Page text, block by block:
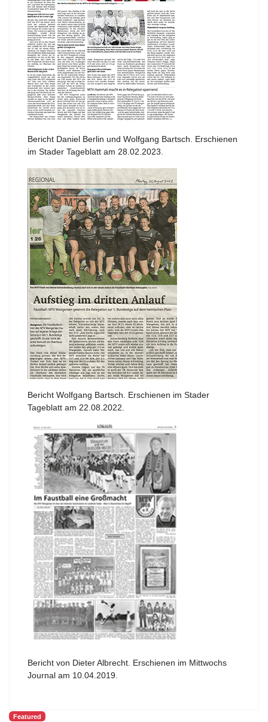
Bericht Daniel Berlin und Wolfgang Bartsch. Erschienen
im Stader Tageblatt am 28.02.2023.
Bericht Wolfgang Bartsch. Erschienen im Stader
Tageblatt am 22.08.2022.
Bericht von Dieter Albrecht. Erschienen im Mittwochs
Journal am 10.04.2019.
Featured